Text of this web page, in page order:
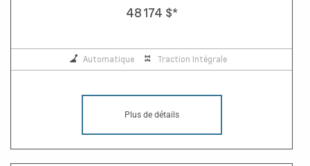
48 174 $*
Automatique Traction Intégrale
Plus de détails